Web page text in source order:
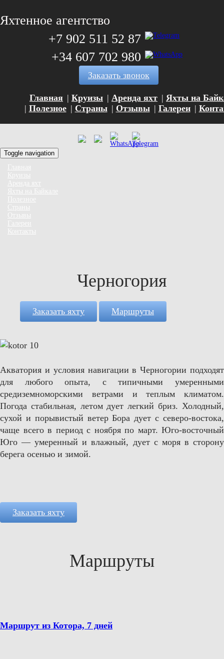
Яхтенное агентство
+7 902 511 52 87
+34 607 702 980
Заказать звонок
Главная Круизы Аренда яхт
Яхты на
Полезное
Страны Отзывы Галереи
Toggle navigation
Главная
Круизы
Аренда яхт
Яхты на Байкале
Полезное
Страны
Отзывы
Галереи
Контакты
Черногория
Заказать яхту Маршруты
Акватория и условия навигации в Черногории подходят
для любого опыта, с типичными умеренными
средиземноморскими ветрами и теплым климатом.
Погода стабильная, летом дует легкий бриз. Холодный,
сухой и порывистый ветер Бора дует с северо-востока,
чаще всего в период с ноября по март. Юго-восточный
Юго — умеренный и влажный, дует с моря в сторону
берега осенью и зимой.
Заказать яхту
Маршруты
Маршрут из Котора, 7 дней